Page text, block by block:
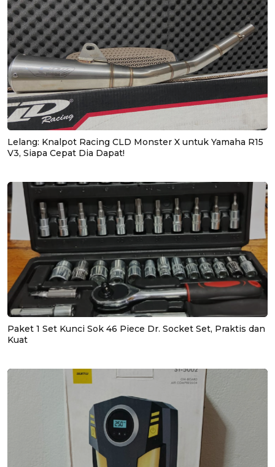
Lelang: Knalpot Racing CLD Monster X untuk Yamaha R15
V3, Siapa Cepat Dia Dapat!
Paket 1 Set Kunci Sok 46 Piece Dr. Socket Set, Praktis dan
Kuat